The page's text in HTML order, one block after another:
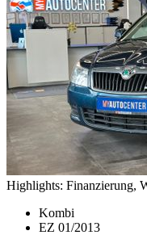
Highlights: Finanzierung,
Kombi
EZ 01/2013